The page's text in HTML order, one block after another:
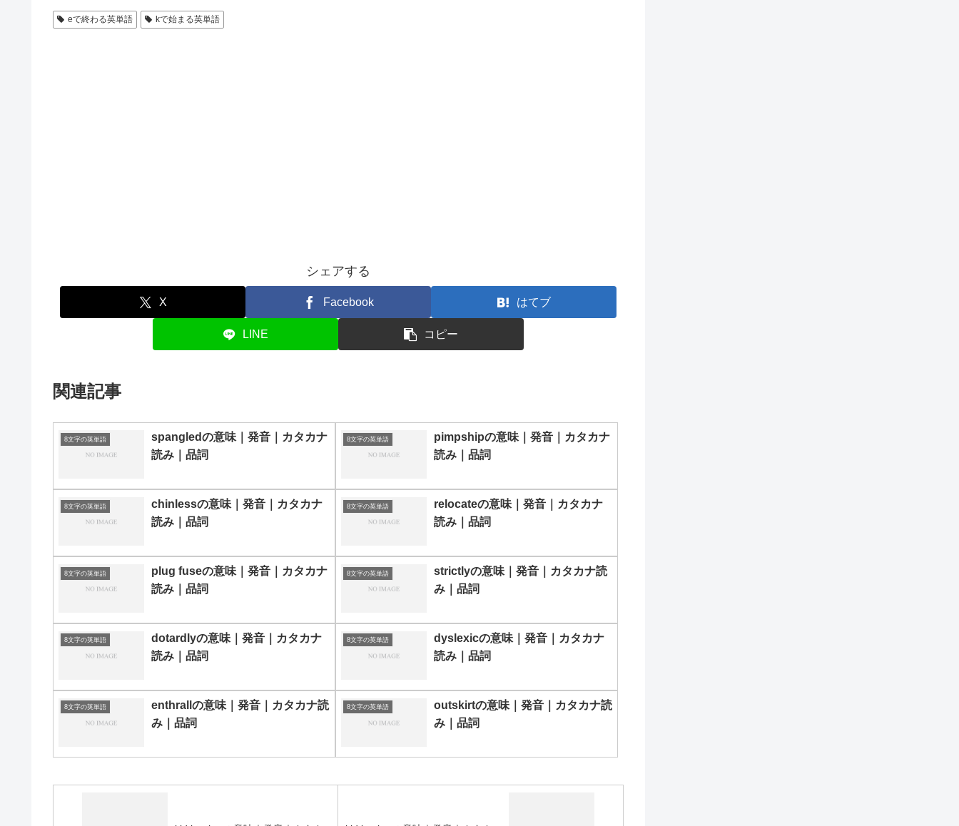
eで終わる英単語 kで始まる英単語
シェアする
X Facebook はてブ
LINE コピー
関連記事
8文字の英単語
spangledの意味｜発音｜カタカナ
読み｜品詞
8文字の英単語
pimpshipの意味｜発音｜カタカナ
読み｜品詞
8文字の英単語
chinlessの意味｜発音｜カタカナ
読み｜品詞
8文字の英単語
relocateの意味｜発音｜カタカナ
読み｜品詞
8文字の英単語
plug fuseの意味｜発音｜カタカナ
読み｜品詞
8文字の英単語
strictlyの意味｜発音｜カタカナ読
み｜品詞
8文字の英単語
dotardlyの意味｜発音｜カタカナ
読み｜品詞
8文字の英単語
dyslexicの意味｜発音｜カタカナ
読み｜品詞
8文字の英単語
enthrallの意味｜発音｜カタカナ読
み｜品詞
8文字の英単語
outskirtの意味｜発音｜カタカナ読
み｜品詞